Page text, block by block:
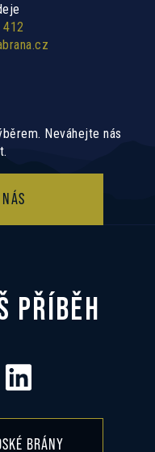
Neváhejte nás
PŘÍBĚH
BRÁNY